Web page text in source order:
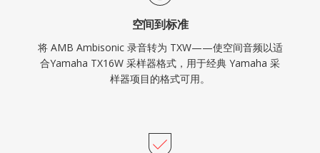
空间到标准
将 AMB Ambisonic 录音转为 TXW——使空间音频以适
合Yamaha TX16W 采样器格式，用于经典 Yamaha 采
样器项目的格式可用。